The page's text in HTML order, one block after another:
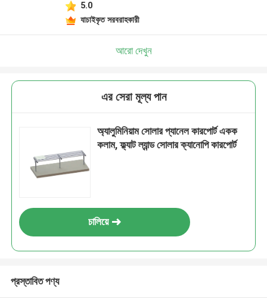
5.0
যাচাইকৃত সরবরাহকারী
আরো দেখুন
এর সেরা মূল্য পান
অ্যালুমিনিয়াম সোলার প্যানেল কারপোর্ট একক
কলাম, ফ্ল্যাট ল্যান্ড সোলার ক্যানোপি কারপোর্ট
চালিয়ে
প্রস্তাবিত পণ্য